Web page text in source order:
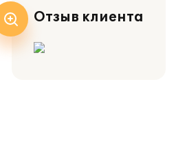
Отзыв клиента